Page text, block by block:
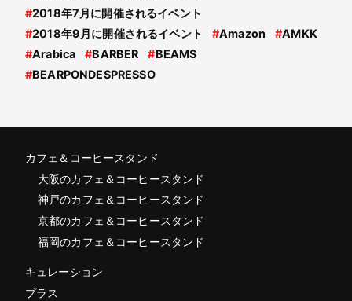
#2018年7月に開催されるイベント
#2018年9月に開催されるイベント #Amazon #AMKK
#Arabica #BARBER #BEAMS
#BEARPONDESPRESSO
カフェ＆コーヒースタンド
大阪のカフェ＆コーヒースタンド
神戸のカフェ＆コーヒースタンド
京都のカフェ＆コーヒースタンド
福岡のカフェ＆コーヒースタンド
キュレーション
プラス